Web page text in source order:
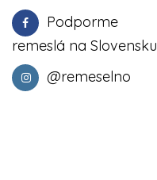
Podporme
remeslá na Slovensku
@remeselno